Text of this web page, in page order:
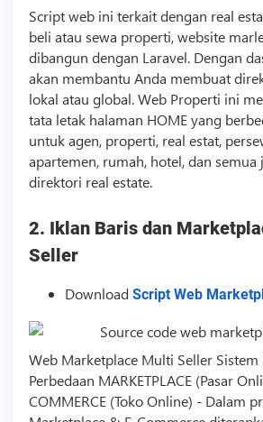
Scriptweb ini terkait dengan real
beli atau sewa properti, website
dibangun dengan Laravel. Dengan
akan membantu Anda membuat
lokal atau global. Web Properti ini
tata letak halaman HOME yang
untuk agen, properti, real estat,
apartemen, rumah, hotel, dan semua
direktori real estate.
2. Iklan Baris dan
Seller
Download Script Web
Web Marketplace Multi Seller Sistem
Perbedaan MARKETPLACE (Pasar
COMMERCE (Toko Online) - Dalam